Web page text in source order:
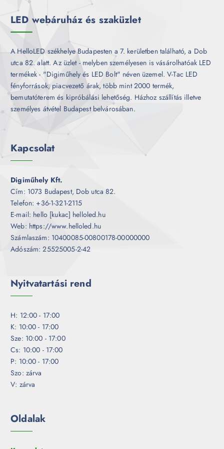
LED webáruház és szaküzlet
A HelloLED székhelye Budapesten a 7. kerületben található, a Dob
utca 82. alatt. Az üzlet - melyben személyesen is vásárolhatóak LED
termékek - "Digiműhely és LED Bolt" néven üzemel. V-Tac LED
fényforrások, piacvezető árak, több mint 2000 termék,
bemutatóterem és kipróbálási lehetőség. Házhoz szállítás illetve
személyes átvétel Budapest belvárosában.
Kapcsolat
Digiműhely Kft.
Cím: 1073 Budapest, Dob utca 82.
Telefon: +36-1-321-2115
E-mail: hello [kukac] helloled.hu
Web: https://www.helloled.hu
Számlaszám: 10400085-00800178-00000000
Adószám: 25525005-2-42
Nyitvatartási rend
H: 12:00 - 17:00
K: 10:00 - 17:00
Sze: 10:00 - 17:00
Cs: 10:00 - 17:00
P: 10:00 - 17:00
Szo: zárva
V: zárva
Oldalak